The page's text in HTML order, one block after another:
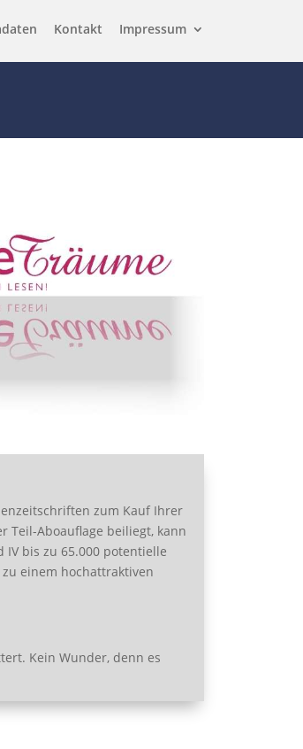
Kontakt Impressum
zum Kauf Ihrer
Teil-Aboauflage beiliegt, kann
IV bis zu 65.000 potentielle
einem hochattraktiven
Kein Wunder, denn es